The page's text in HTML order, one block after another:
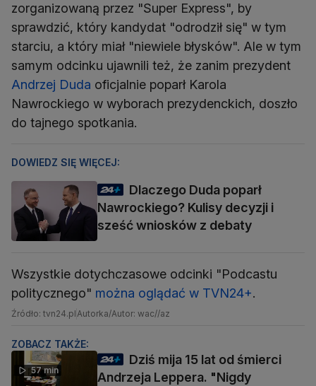
zorganizowaną przez "Super Express", by
sprawdzić, który kandydat "odrodził się" w tym
starciu, a który miał "niewiele błysków". Ale w tym
samym odcinku ujawnili też, że zanim prezydent
Andrzej Duda oficjalnie poparł Karola
Nawrockiego w wyborach prezydenckich, doszło
do tajnego spotkania.
DOWIEDZ SIĘ WIĘCEJ:
Dlaczego Duda poparł
Nawrockiego? Kulisy decyzji i
sześć wniosków z debaty
Wszystkie dotychczasowe odcinki "Podcastu
politycznego" można oglądać w TVN24+.
Źródło: tvn24.pl Autorka/Autor: wac//az
ZOBACZ TAKŻE:
57 min
Dziś mija 15 lat od śmierci
Andrzeja Leppera. "Nigdy